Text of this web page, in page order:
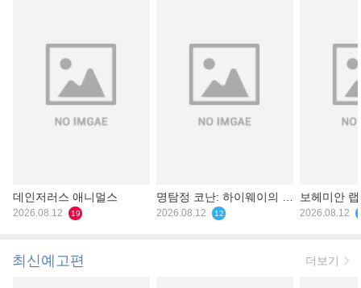
데인저러스 애니멀스
2026.08.12 19
명탐정 코난: 하이웨이의 타
천사
2026.08.12 12
보헤미안
2026.08.12
최신예고편 더보기